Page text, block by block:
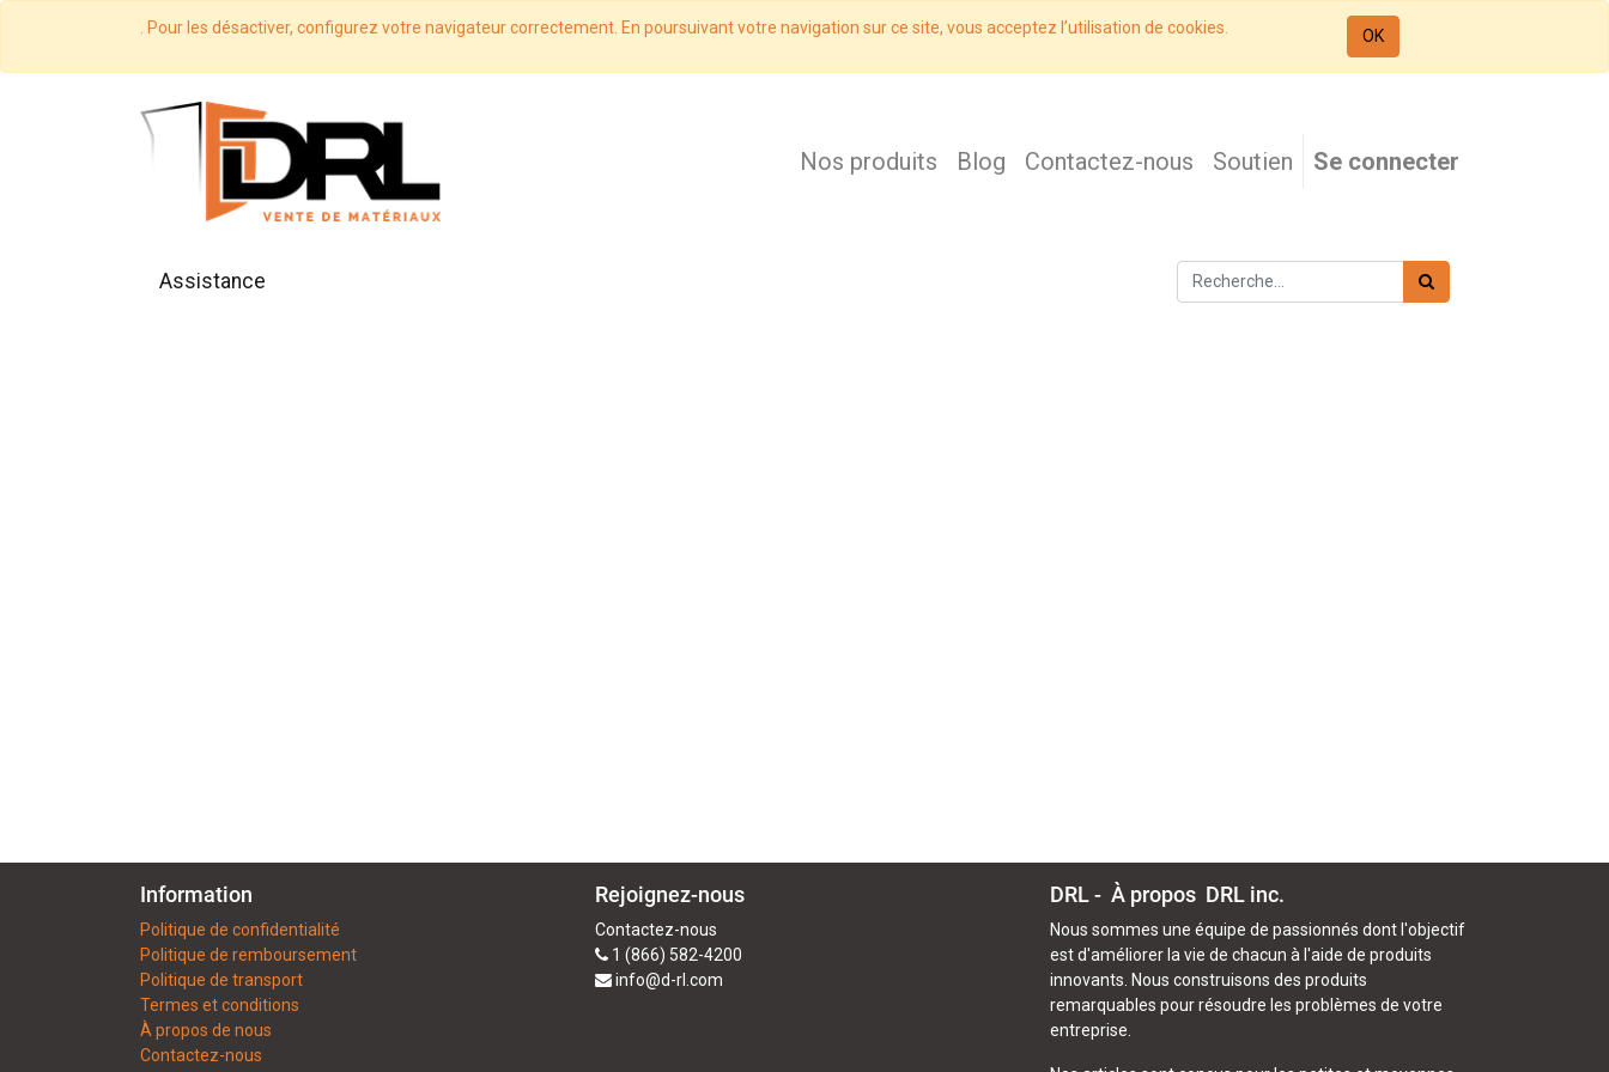
. Pour les désactiver, configurez votre navigateur correctement. En poursuivant votre navigation sur ce site, vous acceptez l’utilisation de cookies. OK
Nos produits Blog Contactez-nous Soutien Se connecter
Assistance
Information
Politique de confidentialité
Politique de remboursement
Politique de transport
Termes et conditions
À propos de nous
Contactez-nous
Rejoignez-nous
Contactez-nous
1 (866) 582-4200
info@d-rl.com
DRL - À propos DRL inc.
Nous sommes une équipe de passionnés dont l'objectif
est d'améliorer la vie de chacun à l'aide de produits
innovants. Nous construisons des produits
remarquables pour résoudre les problèmes de votre
entreprise.